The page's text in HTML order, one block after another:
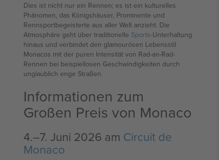
Dies ist nicht nur ein Rennen; es ist ein kulturelles
Phänomen, das Königshäuser, Prominente und
Rennsportbegeisterte aus aller Welt anzieht. Die
Atmosphäre geht über traditionelle Sports-Unterhaltung
hinaus und verbindet den glamourösen Lebensstil
Monacos mit der puren Intensität von Rad-an-Rad-
Rennen bei beispiellosen Geschwindigkeiten durch
unglaublich enge Straßen.
Informationen zum
Großen Preis von Monaco
4.–7. Juni 2026 am Circuit de
Monaco